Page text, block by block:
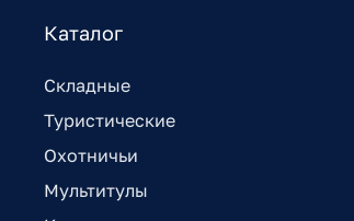
Каталог
Складные
Туристические
Охотничьи
Мультитулы